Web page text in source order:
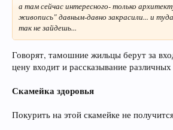
а там сейчас интересного- только
живопись" давным-давно закрасили... и
так не зайдешь...
Говорят, тамошние жильцы берут за
цену входит и рассказывание различных
Скамейка здоровья
Покурить на этой скамейке не